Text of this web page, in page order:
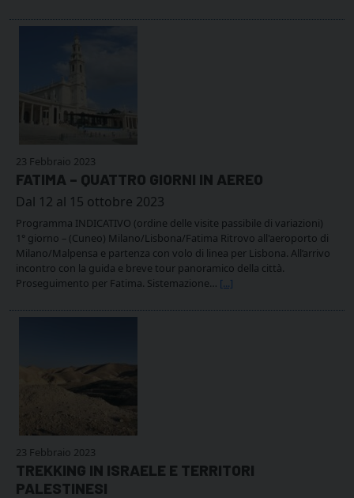
23 Febbraio 2023
FATIMA – QUATTRO GIORNI IN AEREO
Dal 12 al 15 ottobre 2023
Programma INDICATIVO (ordine delle visite passibile di variazioni)
1° giorno – (Cuneo) Milano/Lisbona/Fatima Ritrovo all'aeroporto di
Milano/Malpensa e partenza con volo di linea per Lisbona. All’arrivo
incontro con la guida e breve tour panoramico della città.
Proseguimento per Fatima. Sistemazione… [...]
23 Febbraio 2023
TREKKING IN ISRAELE E TERRITORI
PALESTINESI